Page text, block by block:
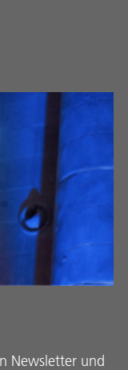
Newsletter und